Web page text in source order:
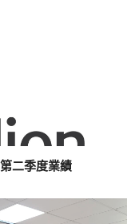
二季度業績